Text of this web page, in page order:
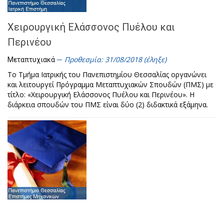
Χειρουργική Ελάσσονος Πυέλου και
Περινέου
Μεταπτυχιακά
Προθεσμία: 31/08/2018 (έληξε)
Το Τμήμα Ιατρικής του Πανεπιστημίου Θεσσαλίας οργανώνει
και λειτουργεί Πρόγραμμα Μεταπτυχιακών Σπουδών (ΠΜΣ) με
τίτλο: «Χειρουργική Ελάσσονος Πυέλου και Περινέου». Η
διάρκεια σπουδών του ΠΜΣ είναι δύο (2) διδακτικά εξάμηνα.